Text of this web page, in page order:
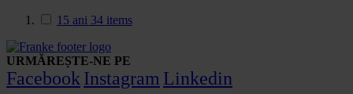
15 ani 34 items
URMĂREȘTE-NE PE
Facebook Instagram Linkedin